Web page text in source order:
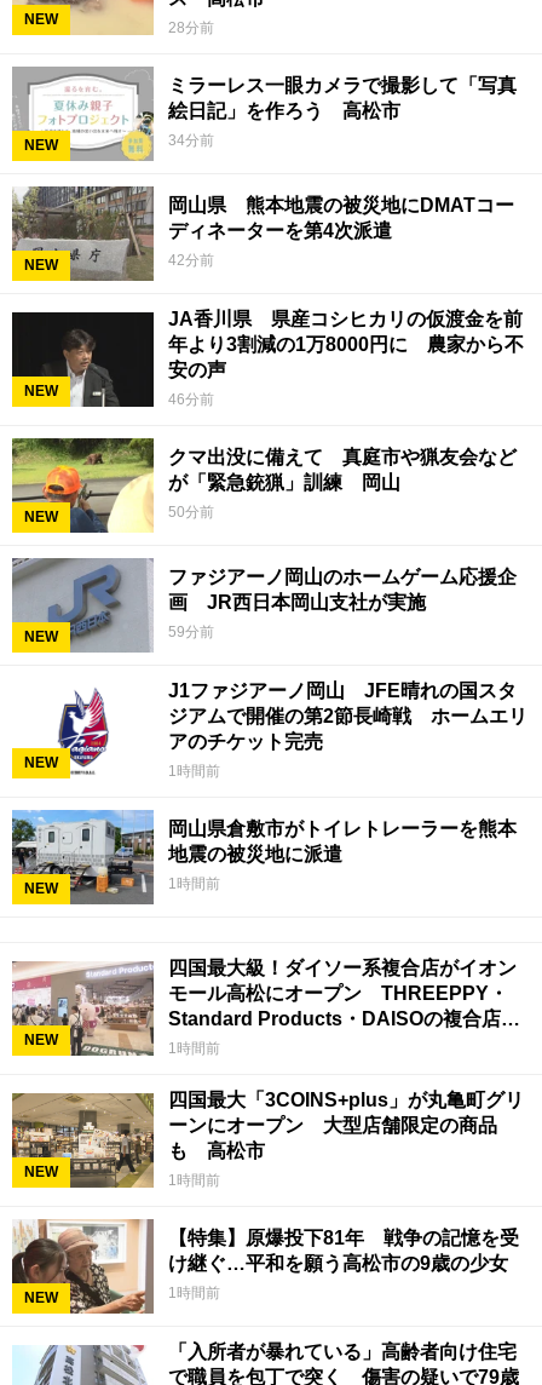
NEW 28分前
NEW
ミラーレス一眼カメラで撮影して「写真
絵日記」を作ろう 高松市
34分前
NEW
岡山県 熊本地震の被災地にDMATコー
ディネーターを第4次派遣
42分前
NEW
JA香川県 県産コシヒカリの仮渡金を前
年より3割減の1万8000円に 農家から不
安の声
46分前
NEW
クマ出没に備えて 真庭市や猟友会など
が「緊急銃猟」訓練 岡山
50分前
NEW
ファジアーノ岡山のホームゲーム応援企
画 JR西日本岡山支社が実施
59分前
NEW
J1ファジアーノ岡山 JFE晴れの国スタ
ジアムで開催の第2節長崎戦 ホームエリ
アのチケット完売
1時間前
NEW
岡山県倉敷市がトイレトレーラーを熊本
地震の被災地に派遣
1時間前
NEW
四国最大級！ダイソー系複合店がイオン
モール高松にオープン THREEPPY・
Standard Products・DAISOの複合店は
香川県初
1時間前
NEW
四国最大「3COINS+plus」が丸亀町グリ
ーンにオープン 大型店舗限定の商品
も 高松市
1時間前
NEW
【特集】原爆投下81年 戦争の記憶を受
け継ぐ…平和を願う高松市の9歳の少女
1時間前
「入所者が暴れている」高齢者向け住宅
で職員を包丁で突く 傷害の疑いで79歳